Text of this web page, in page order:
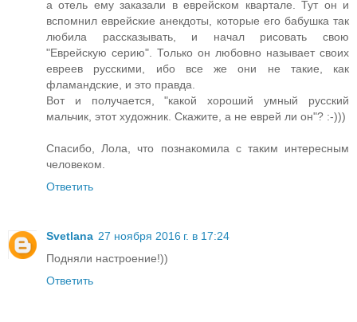
а отель ему заказали в еврейском квартале. Тут он и
вспомнил еврейские анекдоты, которые его бабушка так
любила рассказывать, и начал рисовать свою
"Еврейскую серию". Только он любовно называет своих
евреев русскими, ибо все же они не такие, как
фламандские, и это правда.
Вот и получается, "какой хороший умный русский
мальчик, этот художник. Скажите, а не еврей ли он"? :-)))
Спасибо, Лола, что познакомила с таким интересным
человеком.
Ответить
Svetlana 27 ноября 2016 г. в 17:24
Подняли настроение!))
Ответить